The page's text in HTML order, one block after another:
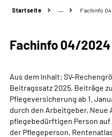
Rente
Beratung & Kontakt
Experten
Über uns & Presse
Startseite … Fachinfo
Fachinfo 04/2024
Aus dem Inhalt: SV-
Beitragssatz 2025, Beiträge
Pflegeversicherung ab 1.
durch den Arbeitgeber, Neue
pflegebedürftigen Person auf
der Pflegeperson,